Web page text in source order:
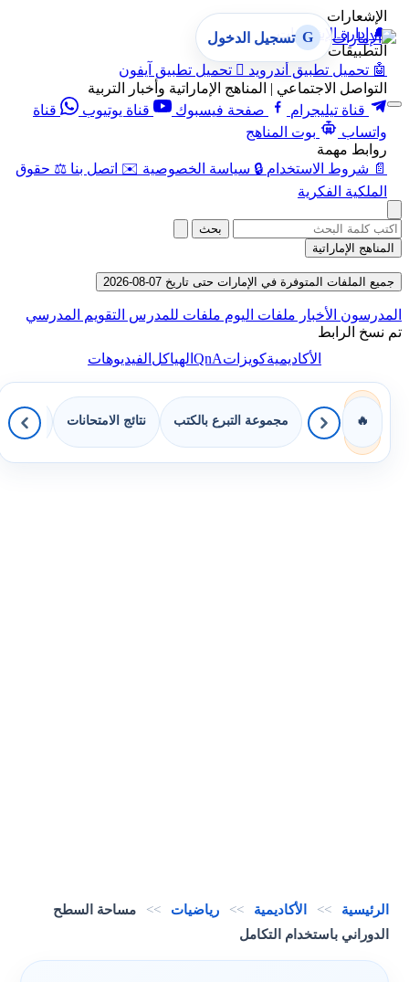
الإشعارات
🔔 إدارة الإشعارات
التطبيقات
🤖 تحميل تطبيق أندرويد  تحميل تطبيق آيفون
التواصل الاجتماعي | المناهج الإماراتية وأخبار التربية
قناة تيليجرام
صفحة فيسبوك قناة يوتيوب
قناة
واتساب
بوت المناهج
روابط مهمة
📄 شروط الاستخدام 🔒 سياسة الخصوصية ✉️ اتصل بنا ⚖️ حقوق
الملكية الفكرية
G تسجيل الدخول
بحث
المناهج الإماراتية
جميع الملفات المتوفرة في الإمارات حتى تاريخ 07-08-2026
المدرسون الأخبار ملفات اليوم ملفات للمدرس التقويم المدرسي
تم نسخ الرابط
الأكاديميةكويزاتQnAالهياكلالفيديوهات
🔥 مجموعة التبرع بالكتب نتائج الامتحانات
الرئيسية >> الأكاديمية >> رياضيات >>
مساحة السطح
الدوراني باستخدام التكامل